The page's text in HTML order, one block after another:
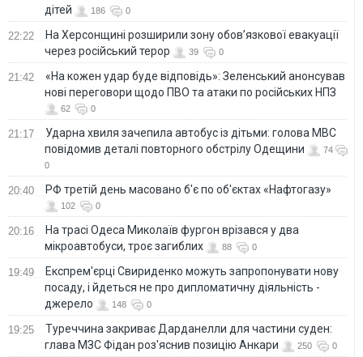
дітей 186 0
22:22
На Херсонщині розширили зону обов’язкової евакуації
через російський терор
39 0
21:42
«На кожен удар буде відповідь»: Зеленський анонсував
нові переговори щодо ПВО та атаки по російських НПЗ
62 0
21:17
Ударна хвиля зачепила автобус із дітьми: голова МВС
повідомив деталі повторного обстрілу Одещини
74
0
20:40 РФ третій день масовано б'є по об'єктах «Нафтогазу»
102 0
20:16
На трасі Одеса Миколаїв фургон врізався у два
мікроавтобуси, троє загиблих
88 0
19:49
Експрем'єрці Свириденко можуть запропонувати нову
посаду, і йдеться не про дипломатичну діяльність -
джерело
148 0
19:25
Туреччина закриває Дарданелли для частини суден:
глава МЗС Фідан роз'яснив позицію Анкари
250 0